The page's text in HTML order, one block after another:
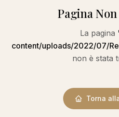
Pagina
La pagina
content/uploads/2022/07/
non è stata
Torna